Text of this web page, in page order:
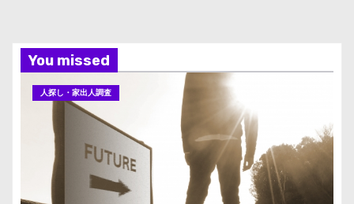
You missed
人探し・家出人調査